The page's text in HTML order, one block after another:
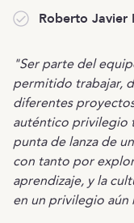
Roberto Javier
"Ser parte del
permitido trabajar,
diferentes
auténtico privilegio
punta de lanza de
con tanto por
aprendizaje, y la
en un privilegio aún